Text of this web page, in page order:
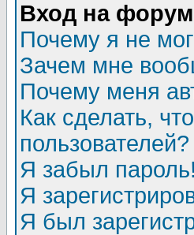
Вход на форум
Почему я не
Зачем мне
Почему меня
Как сделать,
пользователей?
Я забыл пароль!
Я
Я был